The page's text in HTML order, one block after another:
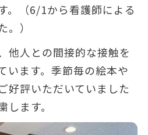
。（6/1から看護師による
）
他人との間接的な接触を
います。季節毎の絵本や
好評いただいていました
ます。